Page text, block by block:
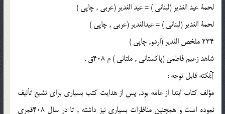
لحمة عيد الغدير (لبنانى ) = عيد الغدير (عربى , چاپى )
لحمة الغدير (لبنانى ) = عيدالغدير (عربى , چاپى )
234 ملخص الغدير (اردو, چاپى )
شاهد زعيم فاطمى (پاكستانى , ملتانى ) م 408ق .
];ّّنكته قابل توجه :
مؤلف كتاب ابتدا از عامه بود, پس از هدايت كتب بسيارى براى تشيع تأليف
نموده است و همچنين مناظرات بسيارى نيز داشته , تا در سال 408قمرى